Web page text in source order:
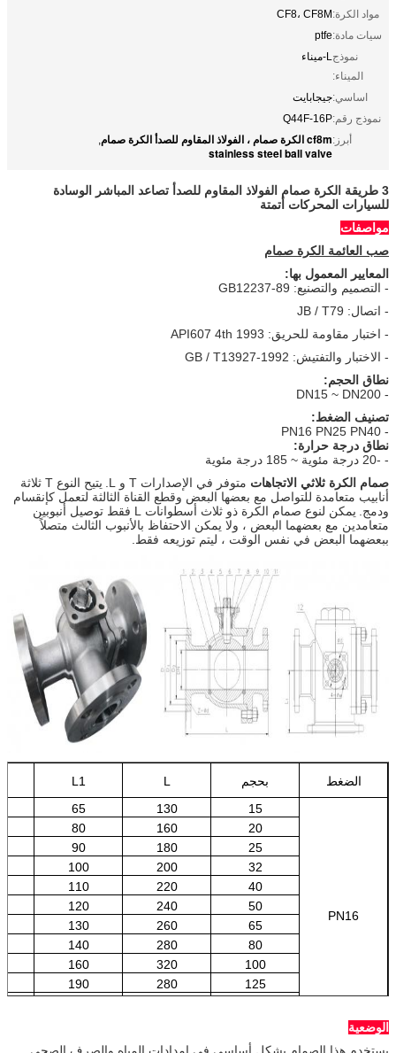
مواد الكرة:CF8، CF8M
سيات مادة:ptfe
نموذج
الميناء:
L-ميناء
اساسي:جيجابايت
نموذج رقم:Q44F-16P
أبرز:cf8m الكرة صمام ، الفولاذ المقاوم للصدأ الكرة صمام ,
stainless steel ball valve
3 طريقة الكرة صمام الفولاذ المقاوم للصدأ تصاعد المباشر الوسادة
للسيارات المحركات أتمتة
مواصفات
صب العائمة الكرة صمام
المعايير المعمول بها:
- التصميم والتصنيع: GB12237-89
- اتصال: JB / T79
- اختبار مقاومة للحريق: API607 4th 1993
- الاختبار والتفتيش: GB / T13927-1992
نطاق الحجم:
- DN15 ~ DN200
تصنيف الضغط:
- PN16 PN25 PN40
نطاق درجة حرارة:
- -20 درجة مئوية ~ 185 درجة مئوية
صمام الكرة ثلاثي الاتجاهات متوفر في الإصدارات T و L.
يتيح النوع T ثلاثة
أنابيب متعامدة للتواصل مع بعضها البعض وقطع القناة الثالثة لتعمل كإنقسام
ودمج.
يمكن لنوع صمام الكرة ذو ثلاث أسطوانات L فقط توصيل أنبوبين
متعامدين مع بعضهما البعض ، ولا يمكن الاحتفاظ بالأنبوب الثالث متصلاً
ببعضهما البعض في نفس الوقت ، ليتم توزيعه فقط.
الضغط بحجم L
L1
PN16
15
130
65
20
160
80
25
180
90
32
200
100
40
220
110
50
240
120
65
260
130
80
280
140
100
320
160
125
280
190
الوضعية